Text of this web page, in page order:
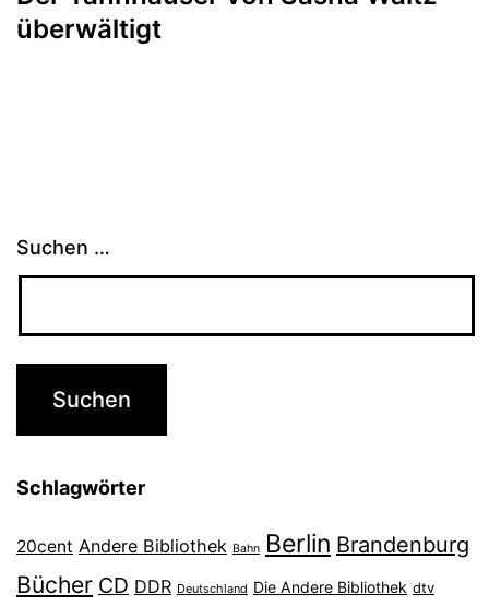
überwältigt
Suchen …
Schlagwörter
20cent Andere Bibliothek Bahn Berlin Brandenburg
Bücher CD DDR Deutschland Die Andere Bibliothek dtv